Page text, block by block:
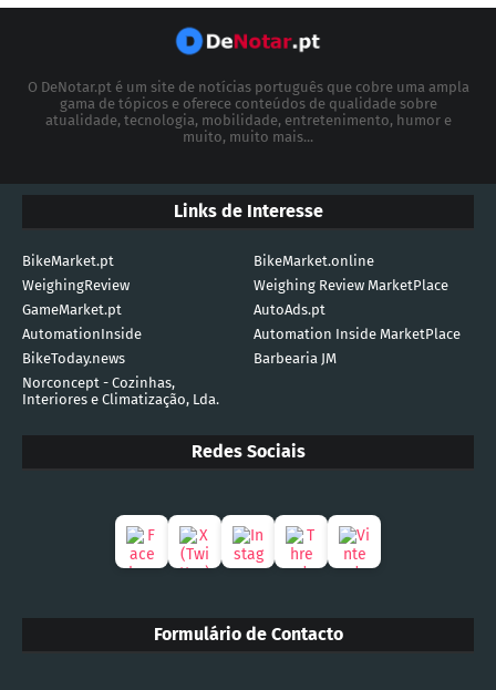
O DeNotar.pt é um site de notícias português que cobre uma ampla
gama de tópicos e oferece conteúdos de qualidade sobre
atualidade, tecnologia, mobilidade, entretenimento, humor e
muito, muito mais...
Links de Interesse
BikeMarket.pt
BikeMarket.online
WeighingReview
Weighing Review MarketPlace
GameMarket.pt
AutoAds.pt
AutomationInside
Automation Inside MarketPlace
BikeToday.news
Barbearia JM
Norconcept - Cozinhas,
Interiores e Climatização, Lda.
Redes Sociais
Formulário de Contacto